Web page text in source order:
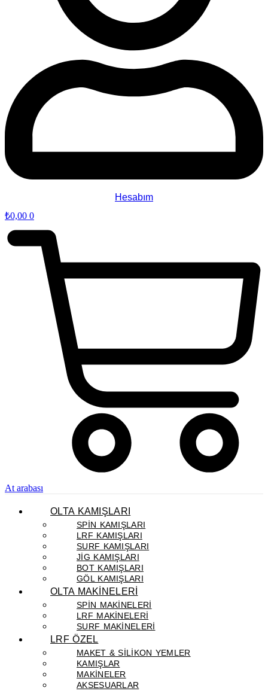
Hesabım
₺0,00 0
At arabası
OLTA KAMIŞLARI
SPIN KAMIŞLARI
LRF KAMIŞLARI
SURF KAMIŞLARI
JIG KAMIŞLARI
BOT KAMIŞLARI
GÖL KAMIŞLARI
OLTA MAKİNELERİ
SPIN MAKINELERI
LRF MAKINELERI
SURF MAKINELERI
LRF ÖZEL
MAKET & SILIKON YEMLER
KAMIŞLAR
MAKINELER
AKSESUARLAR